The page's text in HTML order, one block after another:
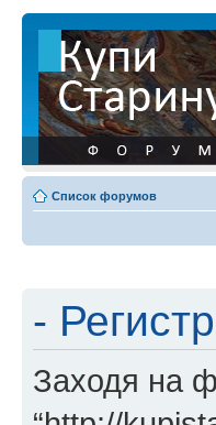
Список форумов
-
Заходя на